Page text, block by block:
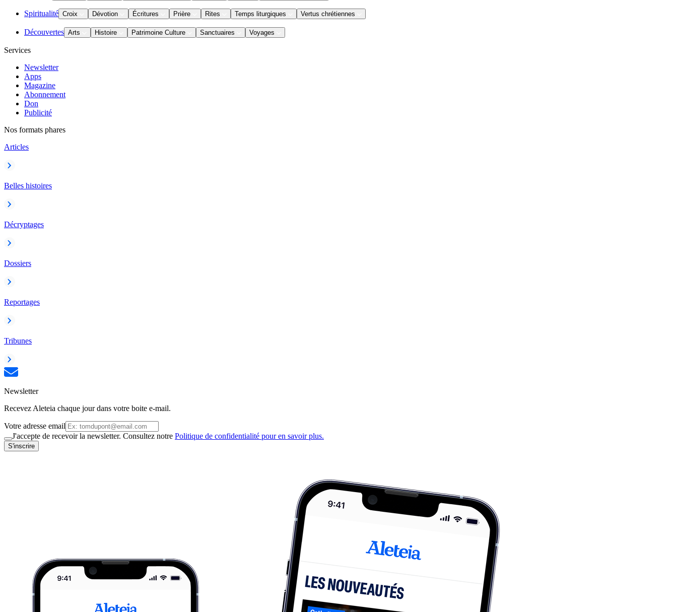
Spiritualité Croix Dévotion Écritures Prière Rites Temps liturgiques Vertus chrétiennes
Découvertes Arts Histoire Patrimoine Culture Sanctuaires Voyages
Services
Newsletter
Apps
Magazine
Abonnement
Don
Publicité
Nos formats phares
Articles
Belles histoires
Décryptages
Dossiers
Reportages
Tribunes
Newsletter
Recevez Aleteia chaque jour dans votre boite e-mail.
Votre adresse email
J'accepte de recevoir la newsletter. Consultez notre Politique de confidentialité pour en savoir plus.
S'inscrire